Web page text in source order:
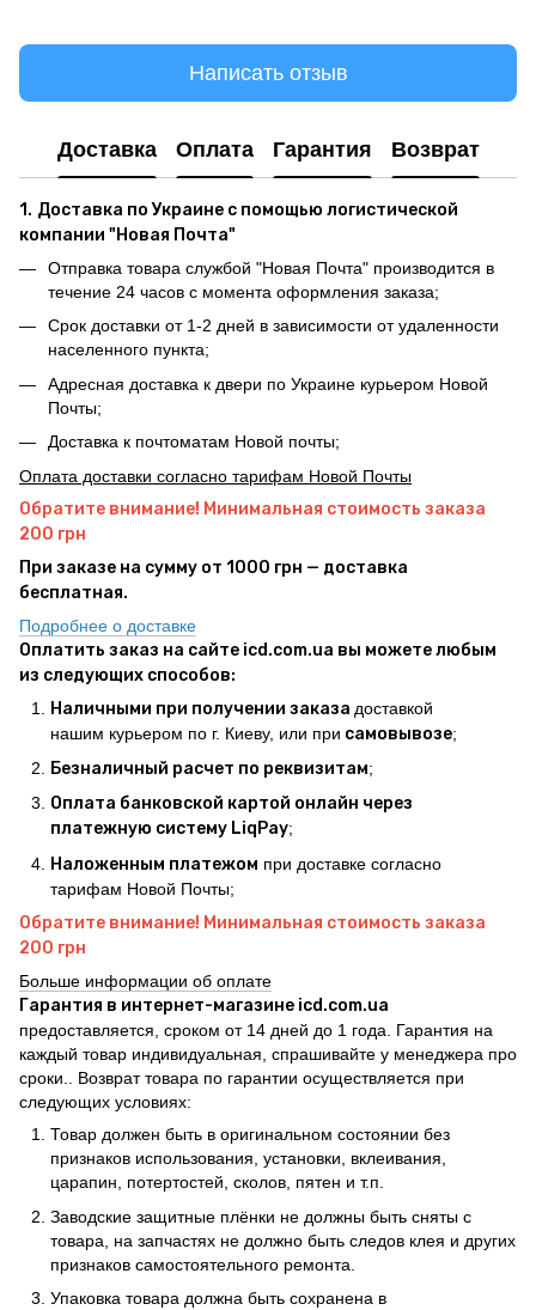
Написать отзыв
Доставка Оплата Гарантия Возврат
1. Доставка по Украине с помощью логистической
компании "Новая Почта"
Отправка товара службой "Новая Почта" производится в
течение 24 часов с момента оформления заказа;
Срок доставки от 1-2 дней в зависимости от удаленности
населенного пункта;
Адресная доставка к двери по Украине курьером Новой
Почты;
Доставка к почтоматам Новой почты;
Оплата доставки согласно тарифам Новой Почты
Обратите внимание! Минимальная стоимость заказа
200 грн
При заказе на сумму от 1000 грн — доставка
бесплатная.
Подробнее о доставке
Оплатить заказ на сайте icd.com.ua вы можете любым
из следующих способов:
Наличными при получении заказа доставкой
нашим курьером по г. Киеву, или при самовывозе;
Безналичный расчет по реквизитам;
Оплата банковской картой онлайн через
платежную систему LiqPay;
Наложенным платежом при доставке согласно
тарифам Новой Почты;
Обратите внимание! Минимальная стоимость заказа
200 грн
Больше информации об оплате
Гарантия в интернет-магазине icd.com.ua
предоставляется, сроком от 14 дней до 1 года. Гарантия на
каждый товар индивидуальная, спрашивайте у менеджера про
сроки.. Возврат товара по гарантии осуществляется при
следующих условиях:
Товар должен быть в оригинальном состоянии без
признаков использования, установки, вклеивания,
царапин, потертостей, сколов, пятен и т.п.
Заводские защитные плёнки не должны быть сняты с
товара, на запчастях не должно быть следов клея и других
признаков самостоятельного ремонта.
Упаковка товара должна быть сохранена в